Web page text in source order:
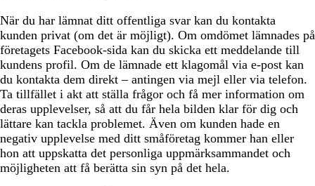
När du har lämnat ditt offentliga svar kan du kontakta
kunden privat (om det är möjligt). Om omdömet lämnades på
företagets Facebook-sida kan du skicka ett meddelande till
kundens profil. Om de lämnade ett klagomål via e-post kan
du kontakta dem direkt – antingen via mejl eller via telefon.
Ta tillfället i akt att ställa frågor och få mer information om
deras upplevelser, så att du får hela bilden klar för dig och
lättare kan tackla problemet. Även om kunden hade en
negativ upplevelse med ditt småföretag kommer han eller
hon att uppskatta det personliga uppmärksammandet och
möjligheten att få berätta sin syn på det hela.